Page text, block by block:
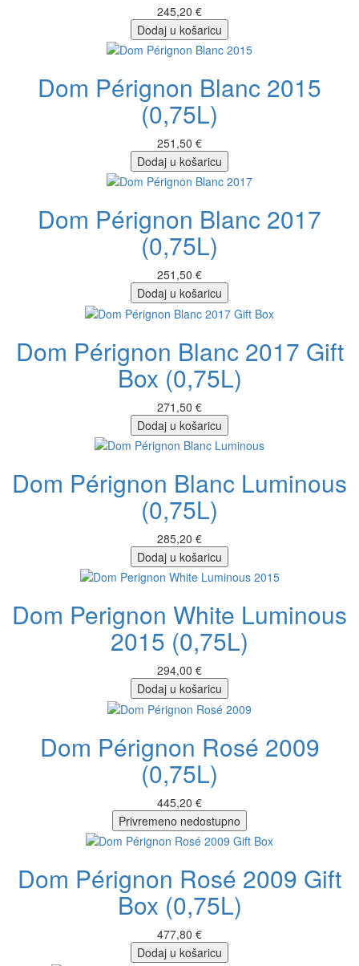
245,20 €
Dodaj u košaricu
Dom Pérignon Blanc 2015
(0,75L)
251,50 €
Dodaj u košaricu
Dom Pérignon Blanc 2017
(0,75L)
251,50 €
Dodaj u košaricu
Dom Pérignon Blanc 2017 Gift
Box (0,75L)
271,50 €
Dodaj u košaricu
Dom Pérignon Blanc Luminous
(0,75L)
285,20 €
Dodaj u košaricu
Dom Perignon White Luminous
2015 (0,75L)
294,00 €
Dodaj u košaricu
Dom Pérignon Rosé 2009
(0,75L)
445,20 €
Privremeno nedostupno
Dom Pérignon Rosé 2009 Gift
Box (0,75L)
477,80 €
Dodaj u košaricu